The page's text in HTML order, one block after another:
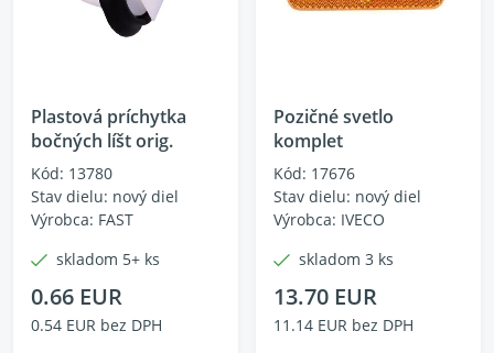
Plastová príchytka
bočných líšt orig.
Kód: 13780
Stav dielu: nový diel
Výrobca: FAST
skladom 5+ ks
0.66 EUR
0.54 EUR bez DPH
Pozičné svetlo
komplet
Kód: 17676
Stav dielu: nový diel
Výrobca: IVECO
skladom 3 ks
13.70 EUR
11.14 EUR bez DPH